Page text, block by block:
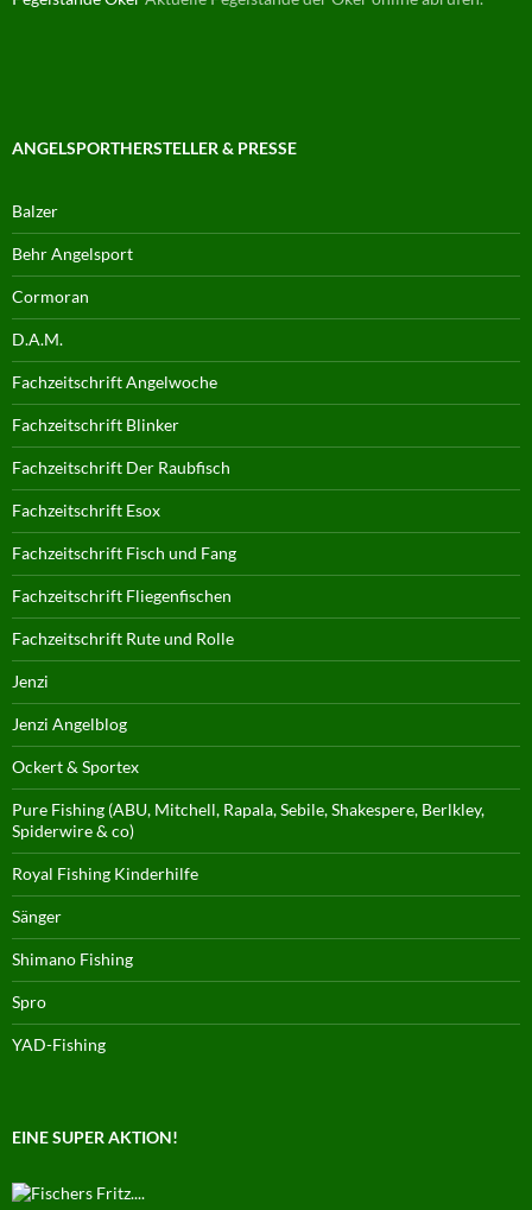
ANGELSPORTHERSTELLER & PRESSE
Balzer
Behr Angelsport
Cormoran
D.A.M.
Fachzeitschrift Angelwoche
Fachzeitschrift Blinker
Fachzeitschrift Der Raubfisch
Fachzeitschrift Esox
Fachzeitschrift Fisch und Fang
Fachzeitschrift Fliegenfischen
Fachzeitschrift Rute und Rolle
Jenzi
Jenzi Angelblog
Ockert & Sportex
Pure Fishing (ABU, Mitchell, Rapala, Sebile, Shakespere, Berlkley,
Spiderwire & co)
Royal Fishing Kinderhilfe
Sänger
Shimano Fishing
Spro
YAD-Fishing
EINE SUPER AKTION!